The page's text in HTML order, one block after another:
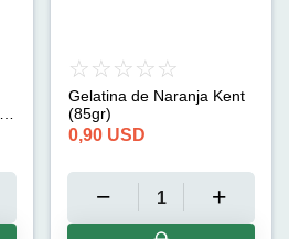
Gelatina de Naranja Kent
(85gr)
0,90 USD